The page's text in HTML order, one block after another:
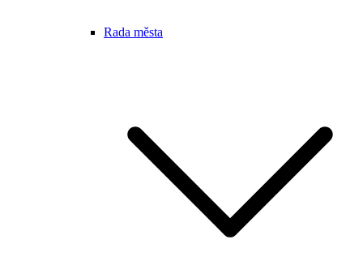
Rada města